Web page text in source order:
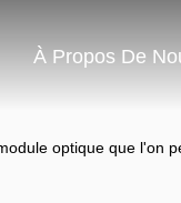
À Propos De
optique que l'on